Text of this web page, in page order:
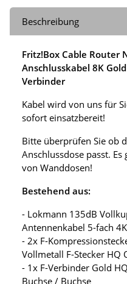
Beschreibung
Fritz!Box Cable Router
Anschlusskabel 8K
Verbinder
Kabel wird von uns für
sofort einsatzbereit!
Bitte überprüfen Sie ob
Anschlussdose passt.
von Wanddosen!
Bestehend aus:
- Lokmann 135dB
Antennenkabel 5-fach
- 2x F-
Vollmetall F-Stecker HQ
- 1x F-Verbinder Gold
Buchse / Buchse